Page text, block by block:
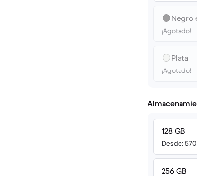
Negro
¡Agotado!
Plata
¡Agotado!
128 GB
Desde:
256 GB